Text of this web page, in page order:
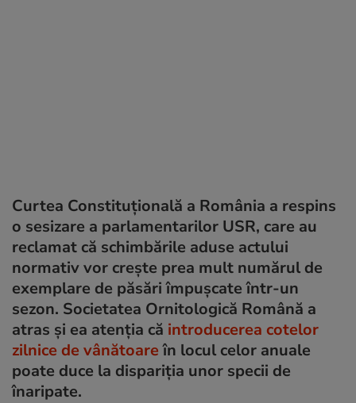
Curtea Constituțională a România a respins
o sesizare a parlamentarilor USR, care au
reclamat că schimbările aduse actului
normativ vor crește prea mult numărul de
exemplare de păsări împușcate într-un
sezon. Societatea Ornitologică Română a
atras și ea atenția că introducerea cotelor
zilnice de vânătoareîn locul celor anuale
poate duce la dispariția unor specii de
înaripate.